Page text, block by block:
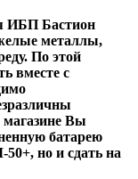
ИБП Бастион
металлы,
По этой
вместе с
Вы
батарею
50+, но и сдать на